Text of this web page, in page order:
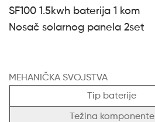
SF100 1.5kwh baterija 1 kom
Nosač solarnog panela 2set
MEHANIČKA SVOJSTVA
Tip baterije
Težina komponente